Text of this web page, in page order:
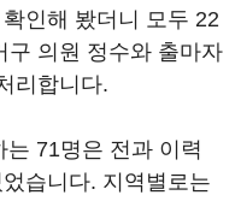
인해 봤더니 모두 22
구 의원 정수와 출마자
리합니다.
71명은 전과 이력
습니다. 지역별로는